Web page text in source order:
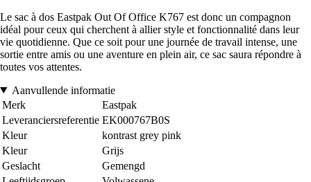
Le sac à dos Eastpak Out Of Office K767 est donc un compagnon
idéal pour ceux qui cherchent à allier style et fonctionnalité dans leur
vie quotidienne. Que ce soit pour une journée de travail intense, une
sortie entre amis ou une aventure en plein air, ce sac saura répondre à
toutes vos attentes.
Aanvullende informatie
Merk
Eastpak
Leveranciersreferentie EK000767B0S
Kleur
kontrast grey pink
Kleur
Grijs
Geslacht
Gemengd